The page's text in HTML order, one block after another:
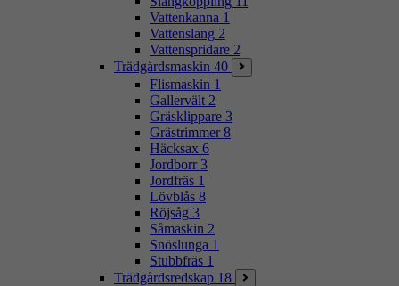
Vattenkanna 1
Vattenslang 2
Vattenspridare 2
Trädgårdsmaskin 40
Flismaskin 1
Gallervält 2
Gräsklippare 3
Grästrimmer 8
Häcksax 6
Jordborr 3
Jordfräs 1
Lövblås 8
Röjsåg 3
Såmaskin 2
Snöslunga 1
Stubbfräs 1
Trädgårdsredskap 18